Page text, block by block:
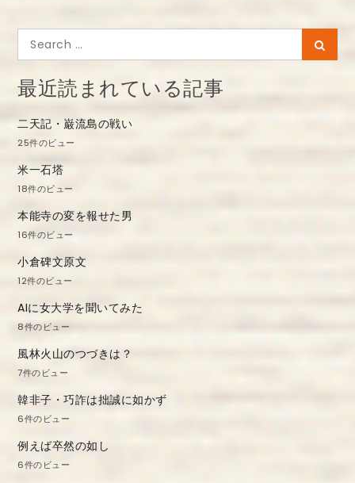
ゲ
ー
シ
ョ
ン
Search
for:
最近読まれている記事
二天記・巌流島の戦い
25件のビュー
米一石塔
18件のビュー
本能寺の変を報せた男
16件のビュー
小倉碑文原文
12件のビュー
AIに女大学を聞いてみた
8件のビュー
風林火山のつづきは？
7件のビュー
韓非子・巧詐は拙誠に如かず
6件のビュー
例えば卒然の如し
6件のビュー